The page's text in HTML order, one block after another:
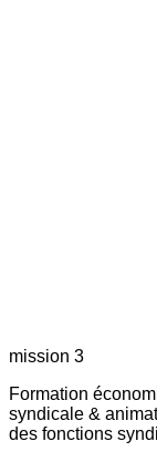
mission 3
Formation
syndicale &
des fonctions